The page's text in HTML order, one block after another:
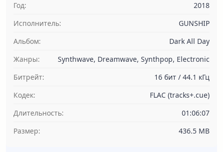
Год:
2018
Исполнитель:
GUNSHIP
Альбом:
Dark All Day
Жанры:
Synthwave, Dreamwave, Synthpop, Electronic
Битрейт:
16 бит / 44.1 кГц
Кодек:
FLAC (tracks+.cue)
Длительность:
01:06:07
Размер:
436.5 MB